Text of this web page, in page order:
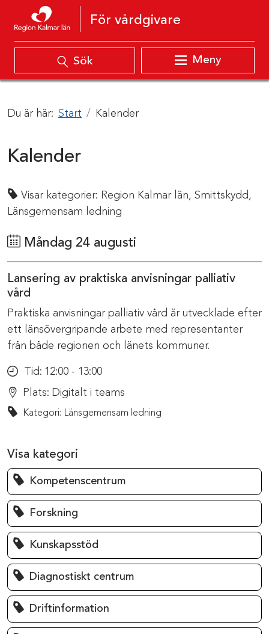
Hoppa till innehåll
För vårdgivare
Sök Meny
Du är här: Start Kalender
Kalender
Visar kategorier: Region Kalmar län, Smittskydd,
Länsgemensam ledning
Måndag 24 augusti
Lansering av praktiska anvisningar palliativ
vård
Praktiska anvisningar palliativ vård är utvecklade efter
ett länsövergripande arbete med representanter
från både regionen och länets kommuner.
Tid: 12:00 - 13:00
Plats: Digitalt i teams
Kategori: Länsgemensam ledning
Visa kategori
Kompetenscentrum
Forskning
Kunskapsstöd
Diagnostiskt centrum
Driftinformation